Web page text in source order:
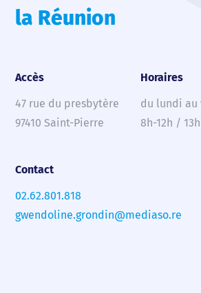
la Réunion
Accès
47 rue du presbytère
97410 Saint-Pierre
Horaires
du lundi au
8h-12h /
Contact
02.62.801.818
gwendoline.grondin@mediaso.re